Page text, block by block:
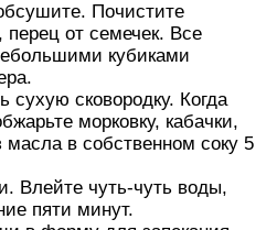
Почистите
перец от семечек. Все
кубиками
сухую сковородку. Когда
морковку, кабачки,
масла в собственном соку 5
Влейте чуть-чуть воды,
пяти минут.